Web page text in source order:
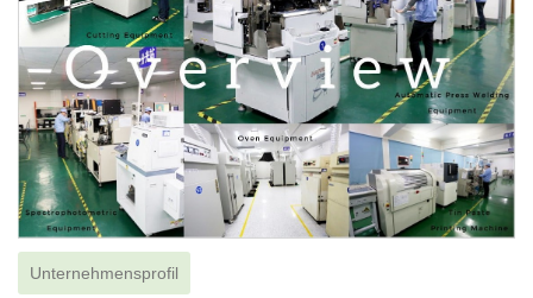
Unternehmensprofil